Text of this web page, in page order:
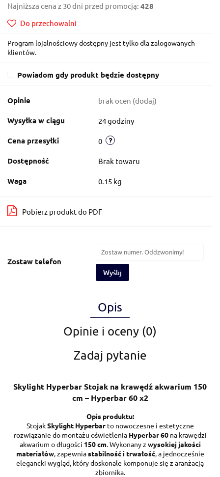
Najniższa cena z 30 dni przed promocją: 428
Do przechowalni
Program lojalnościowy dostępny jest tylko dla zalogowanych
klientów.
Powiadom gdy produkt będzie dostępny
Opinie brak ocen (dodaj)
Wysyłka w ciągu 24 godziny
Cena przesyłki 0
Dostępność Brak towaru
Waga 0.15 kg
Pobierz produkt do PDF
Zostaw telefon
Wyślij
Opis
Opinie i oceny (0)
Zadaj pytanie
Skylight Hyperbar Stojak na krawędź akwarium 150
cm – Hyperbar 60 x2
Opis produktu:
StojakSkylight Hyperbarto nowoczesne i estetyczne
rozwiązanie do montażu oświetlenia Hyperbar 60na krawędzi
akwarium o długości 150 cm. Wykonany z wysokiej jakości
materiałów, zapewniastabilność i trwałość, a jednocześnie
elegancki wygląd, który doskonale komponuje się z aranżacją
zbiornika.